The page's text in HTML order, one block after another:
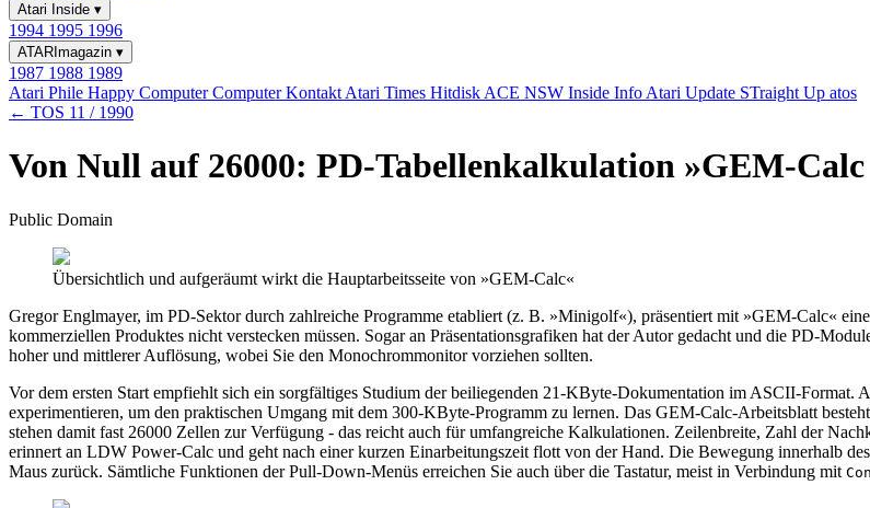
Atari Inside ▾
1994 1995 1996
ATARImagazin ▾
1987 1988 1989
Atari Phile Happy ComputerComputer Kontakt Atari Times Hitdisk ACE NSW Inside Info Atari Update STraight Up atos
← TOS 11 / 1990
Von Null auf 26000: PD-Tabellenkalkulation »GEM-Calc
Public Domain
Übersichtlich und aufgeräumt wirkt die Hauptarbeitsseite von »GEM-Calc«
Gregor Englmayer, im PD-Sektor durch zahlreiche Programme etabliert (z. B. »Minigolf«), präsentiert mit »GEM-Calc«
kommerziellen Produktes nicht verstecken müssen. Sogar an Präsentationsgrafiken hat der Autor gedacht und die PD-
hoher und mittlerer Auflösung, wobei Sie den Monochrommonitor vorziehen sollten.
Vor dem ersten Start empfiehlt sich ein sorgfältiges Studium der beiliegenden 21-KByte-Dokumentation im ASCII-Format.
experimentieren, um den praktischen Umgang mit dem 300-KByte-Programm zu lernen. Das GEM-Calc-Arbeitsblatt
stehen damit fast 26000 Zellen zur Verfügung - das reicht auch für umfangreiche Kalkulationen. Zeilenbreite, Zahl der
erinnert an LDW Power-Calc und geht nach einer kurzen Einarbeitungszeit flott von der Hand. Die Bewegung innerhalb
Maus zurück. Sämtliche Funktionen der Pull-Down-Menüs erreichen Sie auch über die Tastatur, meist in Verbindung mit